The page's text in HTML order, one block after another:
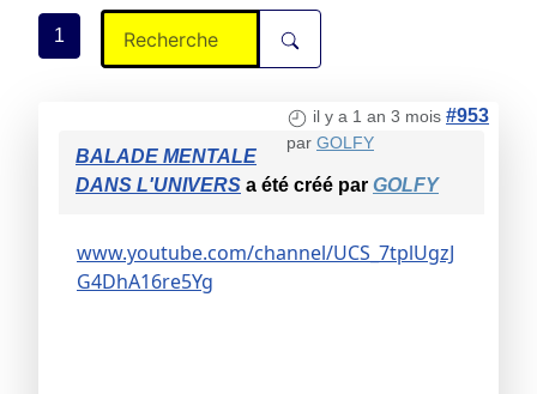
1
il y a 1 an 3 mois #953
par GOLFY
BALADE MENTALE
DANS L'UNIVERS a été créé par GOLFY
www.youtube.com/channel/UCS_7tplUgzJ
G4DhA16re5Yg